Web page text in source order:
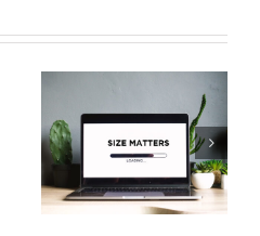
Perfekte Video-
Beleuchtung mit nur
zwei Lichtquellen